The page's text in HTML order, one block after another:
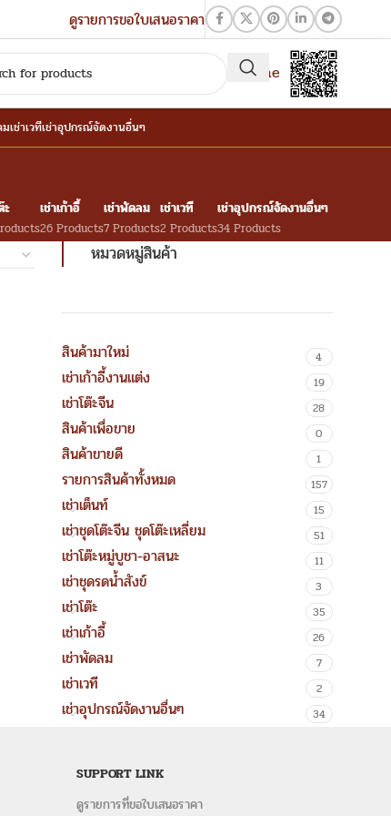
ดูรายการขอใบเสนอราคา
QR-Line
มเช่าเวทีเช่าอุปกรณ์จัดงานอื่นๆ
ะ เช่าเก้าอี้
26 Products
เช่าพัดลม
7 Products
เช่าเวที
2 Products
เช่าอุปกรณ์จัดงานอื่นๆ
34 Products
หมวดหมู่สินค้า
สินค้ามาใหม่ 4
เช่าเก้าอี้งานแต่ง 19
เช่าโต๊ะจีน 28
สินค้าเพื่อขาย 0
สินค้าขายดี 1
รายการสินค้าทั้งหมด 157
เช่าเต็นท์ 15
เช่าชุดโต๊ะจีน ชุดโต๊ะเหลี่ยม 51
เช่าโต๊ะหมู่บูชา-อาสนะ 11
เช่าชุดรดน้ำสังข์ 3
เช่าโต๊ะ 35
เช่าเก้าอี้ 26
เช่าพัดลม 7
เช่าเวที 2
เช่าอุปกรณ์จัดงานอื่นๆ 34
SUPPORT LINK
ดูรายการที่ขอใบเสนอราคา